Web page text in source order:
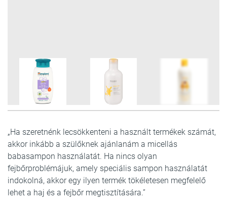
„Ha szeretnénk lecsökkenteni a használt termékek számát,
akkor inkább a szülőknek ajánlanám a micellás
babasampon használatát. Ha nincs olyan
fejbőrproblémájuk, amely speciális sampon használatát
indokolná, akkor egy ilyen termék tökéletesen megfelelő
lehet a haj és a fejbőr megtisztítására.”